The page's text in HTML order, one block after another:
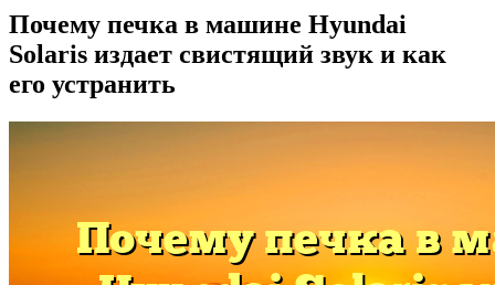
Почему печка в машине Hyundai
Solaris издает свистящий звук и как
его устранить